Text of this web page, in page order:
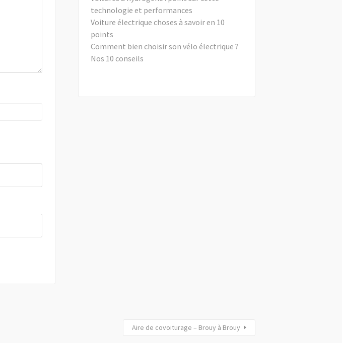
technologie et performances
Voiture électrique choses à savoir en 10
points
Comment bien choisir son vélo électrique ?
Nos 10 conseils
Aire de covoiturage – Brouy à Brouy